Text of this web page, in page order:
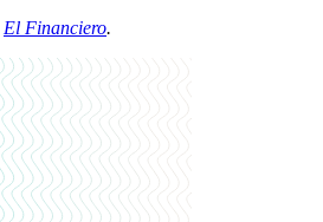
El Financiero.